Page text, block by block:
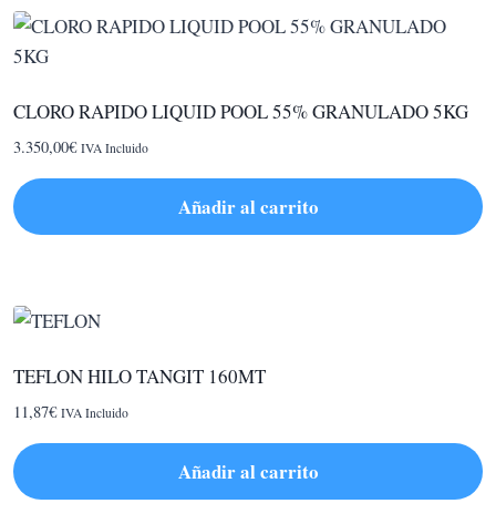
CLORO RAPIDO LIQUID POOL 55% GRANULADO 5KG
3.350,00€ IVA Incluido
Añadir al carrito
TEFLON HILO TANGIT 160MT
11,87€ IVA Incluido
Añadir al carrito